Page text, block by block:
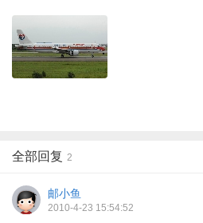
全部回复 2
邮小鱼
2010-4-23 15:54:52